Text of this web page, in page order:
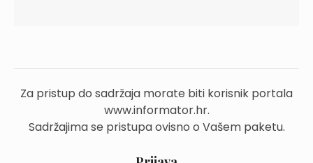
Za pristup do sadržaja morate biti korisnik portala
www.informator.hr.
Sadržajima se pristupa ovisno o Vašem paketu.